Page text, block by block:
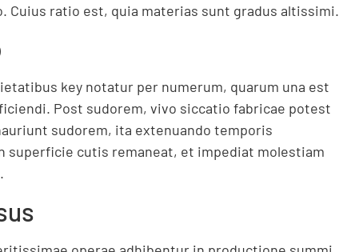
Cuius ratio est, quia materias sunt gradus altissimi.
key notatur per numerum, quarum una est
Post sudorem, vivo siccatio fabricae potest
sudorem, ita extenuando temporis
superficie cutis remaneat, et impediat molestiam